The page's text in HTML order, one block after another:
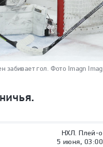
забивает гол. Фото Imagn
НХЛ. Плей-
5 июня,